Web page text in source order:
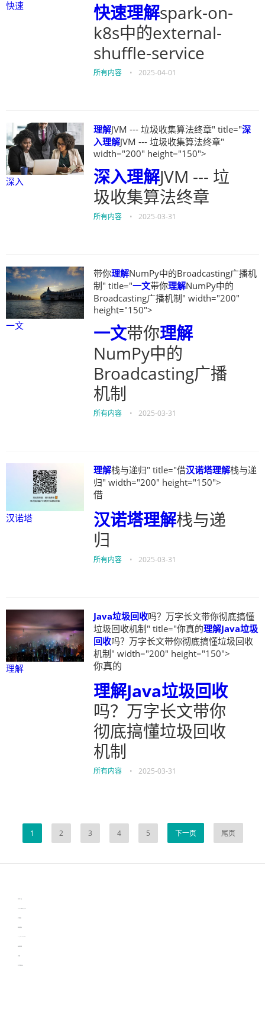
快速 快速理解spark-on-
k8s中的external-
shuffle-service
所有内容 • 2025-04-01
深入
理解JVM --- 垃圾收集算法终章" title="深
入理解JVM --- 垃圾收集算法终章"
width="200" height="150">
深入理解JVM --- 垃
圾收集算法终章
所有内容 • 2025-03-31
一文
带你理解NumPy中的Broadcasting广播机
制" title="一文带你理解NumPy中的
Broadcasting广播机制" width="200"
height="150">
一文带你理解
NumPy中的
Broadcasting广播
机制
所有内容 • 2025-03-31
汉诺塔
理解栈与递归" title="借汉诺塔理解栈与递
归" width="200" height="150">
借
汉诺塔理解栈与递
归
所有内容 • 2025-03-31
理解
Java垃圾回收吗？万字长文带你彻底搞懂
垃圾回收机制" title="你真的理解Java垃圾
回收吗？万字长文带你彻底搞懂垃圾回收
机制" width="200" height="150">
你真的
理解Java垃圾回收
吗？万字长文带你
彻底搞懂垃圾回收
机制
所有内容 • 2025-03-31
1 2 3 4 5 下一页 尾页